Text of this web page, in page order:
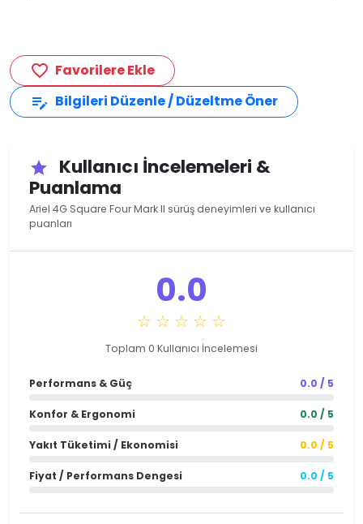
favorite_border Favorilere Ekle
edit_note Bilgileri Düzenle / Düzeltme Öner
star
Kullanıcı İncelemeleri &
Puanlama
Ariel 4G Square Four Mark II sürüş deneyimleri ve kullanıcı
puanları
0.0
☆ ☆ ☆ ☆ ☆
Toplam 0 Kullanıcı İncelemesi
Performans & Güç 0.0 / 5
Konfor & Ergonomi 0.0 / 5
Yakıt Tüketimi / Ekonomisi 0.0 / 5
Fiyat / Performans Dengesi 0.0 / 5